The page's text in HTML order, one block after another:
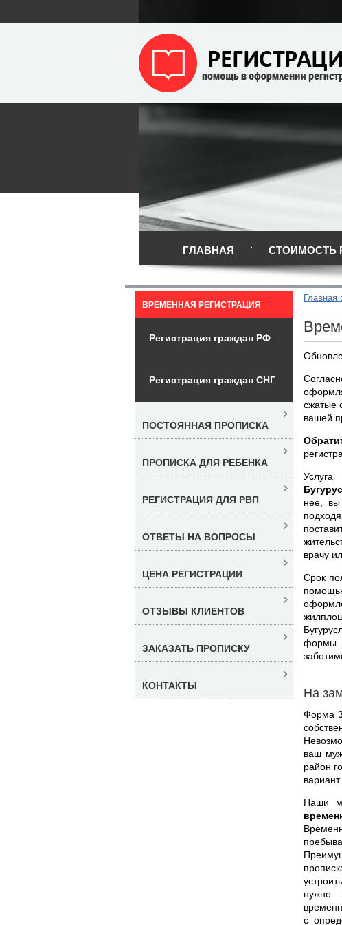
ГЛАВНАЯ СТОИМОСТЬ
Главная
сжатые
вашей
нее, вы
врачу
Срок
формы
На
Форма
ваш
район
вариант.
Наши
нужно
с
ВРЕМЕННАЯ РЕГИСТРАЦИЯ
Регистрация граждан РФ
Регистрация граждан СНГ
ПОСТОЯННАЯ ПРОПИСКА
ПРОПИСКА ДЛЯ РЕБЕНКА
РЕГИСТРАЦИЯ ДЛЯ РВП
ОТВЕТЫ НА ВОПРОСЫ
ЦЕНА РЕГИСТРАЦИИ
ОТЗЫВЫ КЛИЕНТОВ
ЗАКАЗАТЬ ПРОПИСКУ
КОНТАКТЫ